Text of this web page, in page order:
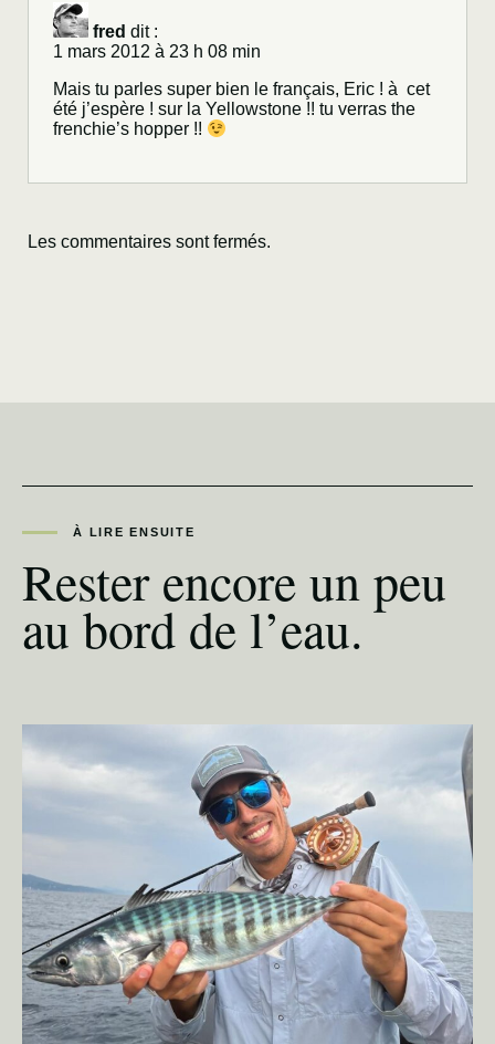
fred dit :
1 mars 2012 à 23 h 08 min
Mais tu parles super bien le français, Eric ! à cet
été j’espère ! sur la Yellowstone !! tu verras the
frenchie’s hopper !!
Les commentaires sont fermés.
À LIRE ENSUITE
Rester encore un peu
au bord de l’eau.